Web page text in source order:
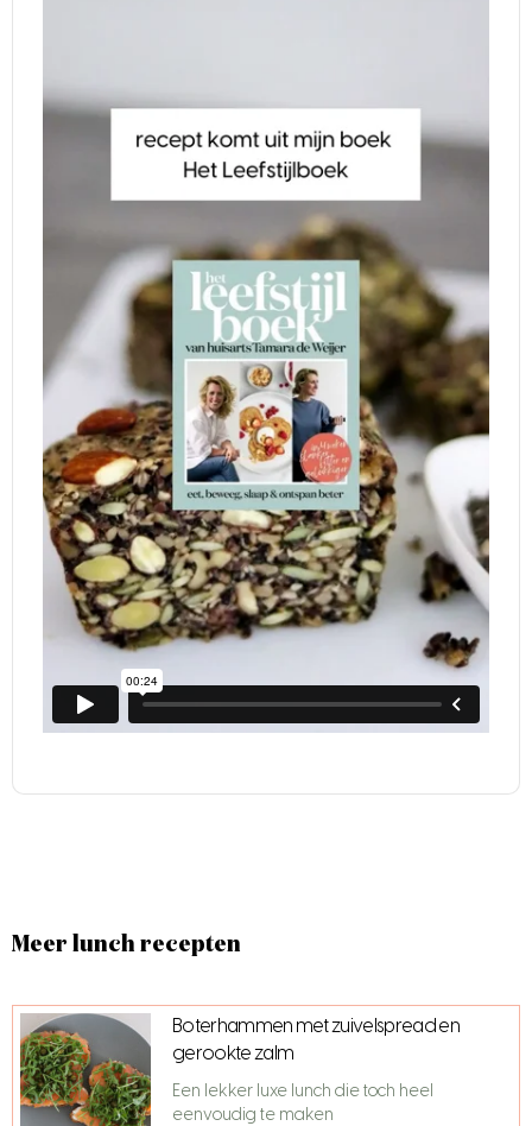
Meer lunch recepten
Boterhammen met zuivelspread en
gerookte zalm
Een lekker luxe lunch die toch heel
eenvoudig te maken